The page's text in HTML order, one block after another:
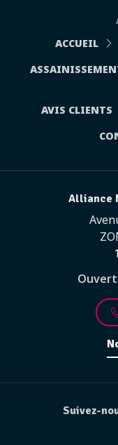
ACCUEIL
AVIS CLIENTS
Alliance
Suivez-